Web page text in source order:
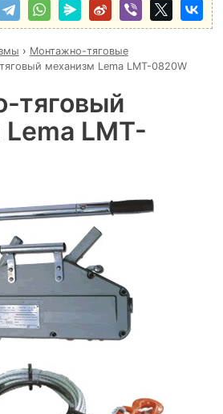
› Монтажно-тяговые
механизм Lema LMT-0820W
тяговый
LMT-